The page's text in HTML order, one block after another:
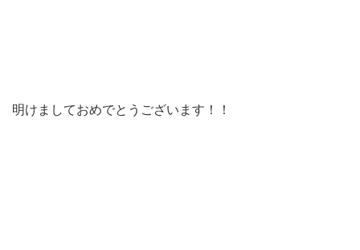
明けましておめでとうございます！！